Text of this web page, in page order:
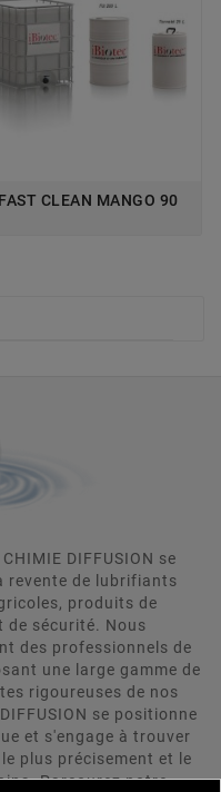
FAST CLEAN MANGO 90
DIFFUSION se
revente de lubrifiants
produits de
de sécurité. Nous
des professionnels de
une large gamme de
rigoureuses de nos
se positionne
et s'engage à trouver
plus précisement et le
Parcourez notre